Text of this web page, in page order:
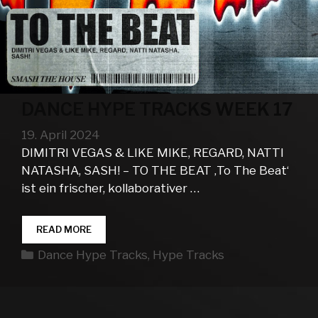
19. April 2024
DIMITRI VEGAS & LIKE MIKE, REGARD, NATTI
NATASHA, SASH! – TO THE BEAT ‚To The Beat‘
ist ein frischer, kollaborativer …
READ MOREDANCE
HYPE
TRACKS
Kategorien
Dance Hype Tracks, Hype Tracks